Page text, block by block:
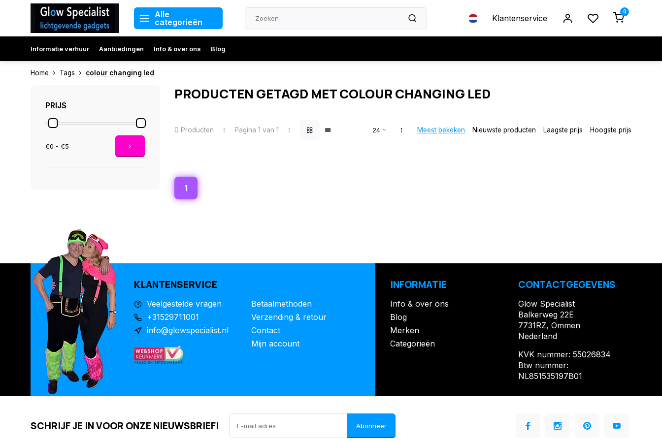
Alle
categorieën
Klantenservice
0
Informatie verhuur Aanbiedingen Info & over ons Blog
Home Tags colour changing led
PRIJS
€0 - €5
PRODUCTEN GETAGD MET COLOUR CHANGING LED
0 Producten Pagina 1 van 1 Meest bekeken Nieuwste producten Laagste prijs Hoogste prijs
1
KLANTENSERVICE
Veelgestelde vragen
+31529711001
info@glowspecialist.nl
Betaalmethoden
Verzending & retour
Contact
Mijn account
INFORMATIE
Info & over ons
Blog
Merken
Categorieën
CONTACTGEGEVENS
Glow Specialist
Balkerweg 22E
7731RZ, Ommen
Nederland
KVK nummer: 55026834
Btw nummer:
NL851535197B01
SCHRIJF JE IN VOOR ONZE NIEUWSBRIEF! Abonneer